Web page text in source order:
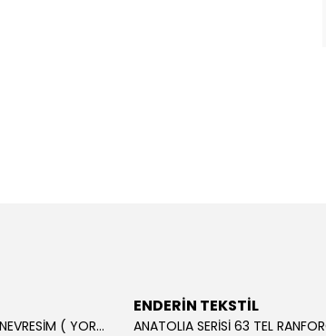
ANATOLIA SERİSİ 63 TEL NEVRESİM ( YORGAN KILIFI )
ENDERİN TEKSTİL